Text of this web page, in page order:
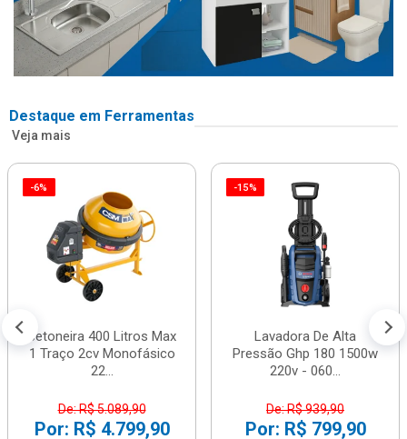
Destaque em Ferramentas
Veja mais
-6%
Betoneira 400 Litros Max
1 Traço 2cv Monofásico
22...
De: R$ 5.089,90
Por: R$ 4.799,90
-15%
Lavadora De Alta
Pressão Ghp 180 1500w
220v - 060...
De: R$ 939,90
Por: R$ 799,90